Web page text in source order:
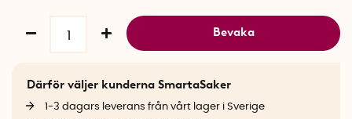
Bevaka
Därför väljer kunderna SmartaSaker
1-3 dagars leverans från vårt lager i Sverige